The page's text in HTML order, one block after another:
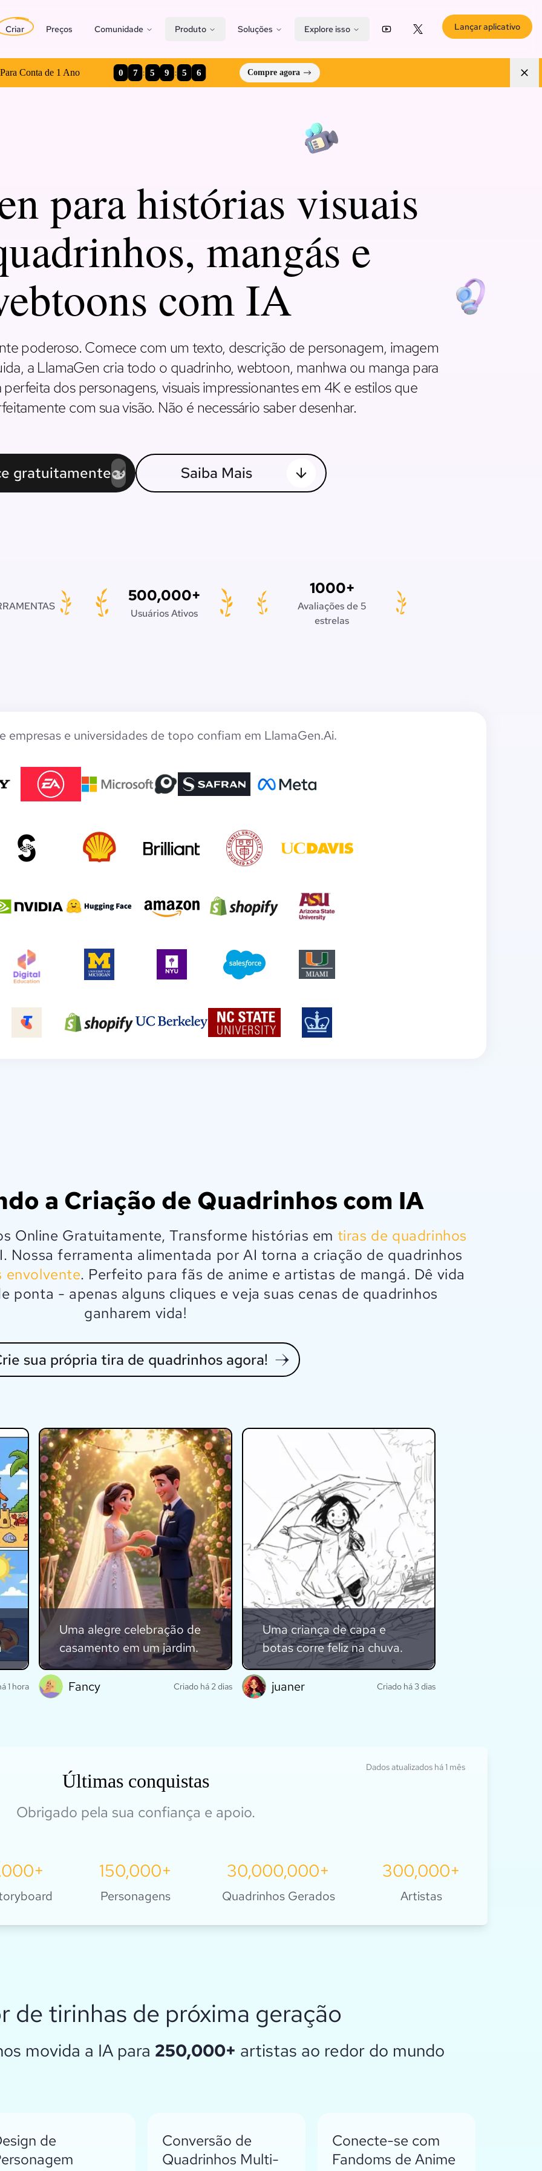
Criar Preços Comunidade Produto Soluções Explore isso YouTubeX (Twitter)
Lançar aplicativo
Conta de 1 Ano 0 7 : 5 9 : 5 5 Compre agora
para histórias visuais
mangás e
com IA
poderoso. Comece com um texto, descrição de personagem, imagem
a LlamaGen cria todo o quadrinho, webtoon, manhwa ou manga para
dos personagens, visuais impressionantes em 4K e estilos que
com sua visão. Não é necessário saber desenhar.
gratuitamente Saiba Mais
500,000+
Usuários Ativos
1000+
Avaliações de 5
estrelas
empresas e universidades de topo confiam em LlamaGen.Ai.
a Criação de Quadrinhos com IA
Online Gratuitamente, Transforme histórias em tiras de quadrinhos
Nossa ferramenta alimentada por AI torna a criação de quadrinhos
envolvente. Perfeito para fãs de anime e artistas de mangá. Dê vida
ponta - apenas alguns cliques e veja suas cenas de quadrinhos
ganharem vida!
sua própria tira de quadrinhos agora!
1 hora
Uma alegre celebração de
casamento em um jardim.
Fancy Criado há 2 dias
Uma criança de capa e
botas corre feliz na chuva.
juaner Criado há 3 dias
Dados atualizados há 1 mês
Últimas conquistas
Obrigado pela sua confiança e apoio.
150,000+
Personagens
30,000,000+
Quadrinhos Gerados
300,000+
Artistas
de tirinhas de próxima geração
movida a IA para 250,000+ artistas ao redor do mundo
de
Conversão de
Quadrinhos Multi-
Conecte-se com
Fandoms de Anime